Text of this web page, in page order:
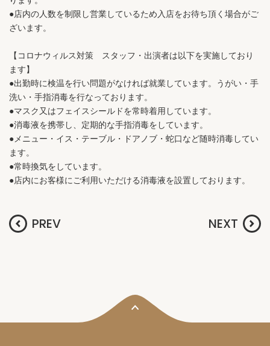
●店内の人数を制限し営業しているため入店をお待ち頂く場合がご
ざいます。
【コロナウィルス対策 スタッフ・出演者は以下を実施しており
ます】
●出勤時に検温を行い問題がなければ就業しています。うがい・手
洗い・手指消毒を行なっております。
●マスク又はフェイスシールドを常時着用しています。
●消毒液を携帯し、定期的な手指消毒をしています。
●メニュー・イス・テーブル・ドアノブ・蛇口など随時消毒してい
ます。
●常時換気をしています。
●店内にお客様にご利用いただける消毒液を設置しております。